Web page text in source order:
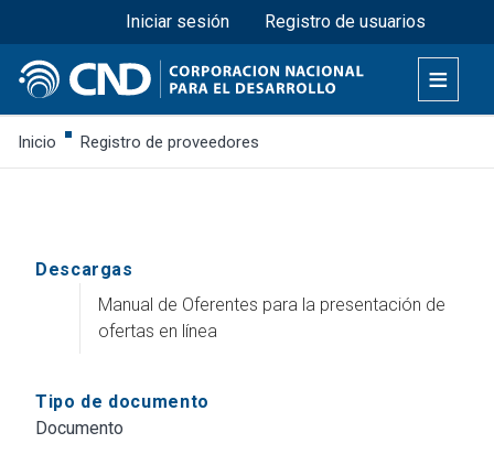
Pasar
al
contenido
principal
Menú superior
Iniciar sesión Registro de usuarios
Inicio Registro de proveedores
Descargas
Manual de Oferentes para la presentación de
ofertas en línea
Tipo de documento
Documento